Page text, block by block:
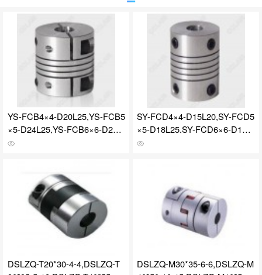
YS-FCB4×4-D20L25,YS-FCB5
×5-D24L25,YS-FCB6×6-D24L
25,FCB编码器用联轴器
SY-FCD4×4-D15L20,SY-FCD5
×5-D18L25,SY-FCD6×6-D18L
25,FCD编码器用联轴器
DSLZQ-T20*30-4-4,DSLZQ-T
DSLZQ-M30*35-6-6,DSLZQ-M